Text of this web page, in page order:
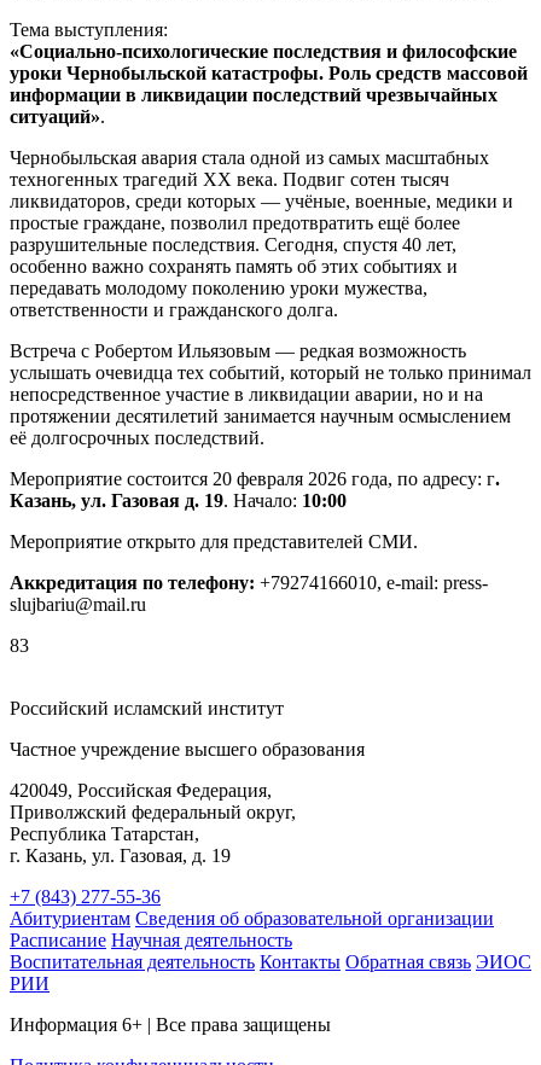
Тема выступления:
«Социально-психологические последствия и философские
уроки Чернобыльской катастрофы. Роль средств массовой
информации в ликвидации последствий чрезвычайных
ситуаций».
Чернобыльская авария стала одной из самых масштабных
техногенных трагедий XX века. Подвиг сотен тысяч
ликвидаторов, среди которых — учёные, военные, медики и
простые граждане, позволил предотвратить ещё более
разрушительные последствия. Сегодня, спустя 40 лет,
особенно важно сохранять память об этих событиях и
передавать молодому поколению уроки мужества,
ответственности и гражданского долга.
Встреча с Робертом Ильязовым — редкая возможность
услышать очевидца тех событий, который не только принимал
непосредственное участие в ликвидации аварии, но и на
протяжении десятилетий занимается научным осмыслением
её долгосрочных последствий.
Мероприятие состоится 20 февраля 2026 года, по адресу: г.
Казань, ул. Газовая д. 19. Начало: 10:00
Мероприятие открыто для представителей СМИ.
Аккредитация по телефону: +79274166010, e-mail: press-
slujbariu@mail.ru
83
Российский исламский институт
Частное учреждение высшего образования
420049, Российская Федерация,
Приволжский федеральный округ,
Республика Татарстан,
г. Казань, ул. Газовая, д. 19
+7 (843) 277-55-36
Абитуриентам Сведения об образовательной организации
Расписание Научная деятельность
Воспитательная деятельность Контакты Обратная связь ЭИОС
РИИ
Информация 6+ | Все права защищены